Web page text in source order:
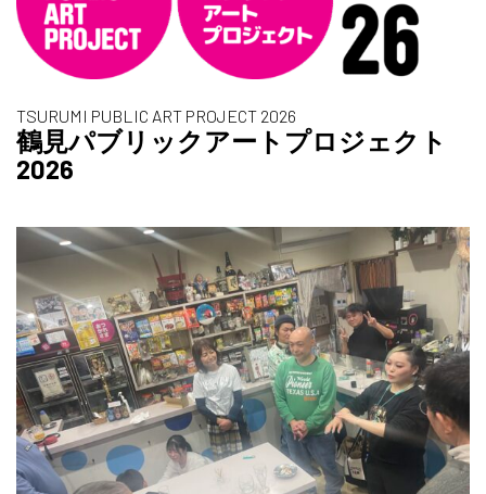
TSURUMI PUBLIC ART PROJECT 2026
鶴見パブリックアートプロジェクト
2026